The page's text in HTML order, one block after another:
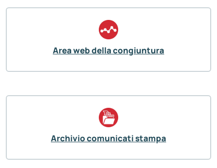
Area web della congiuntura
Archivio comunicati stampa